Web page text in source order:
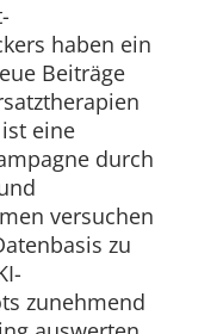
haben ein
Beiträge
eine
durch
versuchen
zu
zunehmend